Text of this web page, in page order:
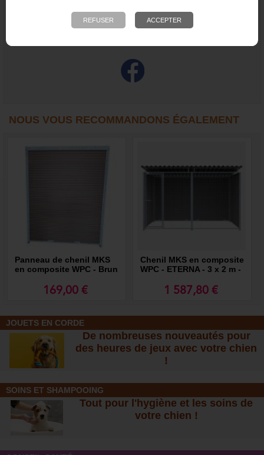
L’expédition par 2 panneaux se fait sur palette en positionnant les panneaux en A.
NOUS VOUS RECOMMANDONS ÉGALEMENT
Panneau de chenil MKS
en composite WPC - Brun
169,00 €
Chenil MKS en composite
WPC - ETERNA - 3 x 2 m -
1 587,80 €
JOUETS EN CORDE
De nombreuses nouveautés pour
des heures de jeux avec votre chien
!
SOINS ET SHAMPOOING
Tout pour l'hygiène et les soins de
votre chien !